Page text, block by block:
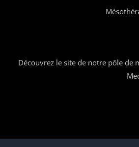
Découvrez le site de notre pôle de